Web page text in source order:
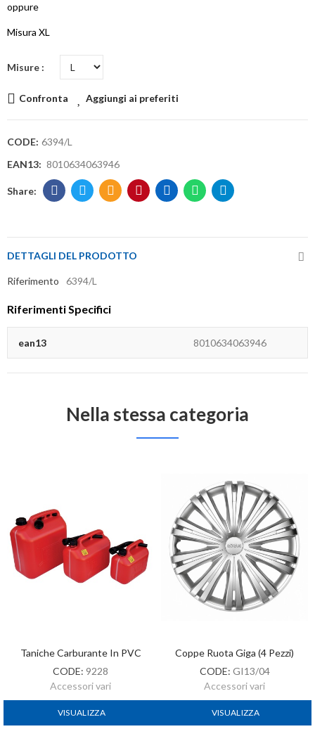
oppure
Misura XL
Misure
Confronta Aggiungi ai preferiti
CODE: 6394/L
EAN13: 8010634063946
DETTAGLI DEL PRODOTTO
Riferimento 6394/L
Riferimenti Specifici
ean13 8010634063946
Nella stessa categoria
Taniche Carburante In PVC
CODE: 9228
Accessori vari
VISUALIZZA
Coppe Ruota Giga (4 Pezzi)
CODE: GI13/04
Accessori vari
VISUALIZZA